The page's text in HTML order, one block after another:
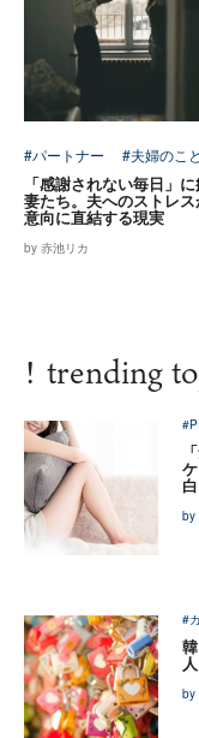
#パートナー #夫婦のこと
「感謝されない毎日」
妻たち。夫へのストレ
意向に直結する現実
by 赤池リカ
! trending
by
#
by